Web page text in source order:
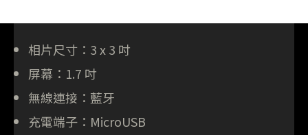
相片尺寸：3 x 3 吋
屏幕：1.7 吋
無線連接：藍牙
充電端子：MicroUSB